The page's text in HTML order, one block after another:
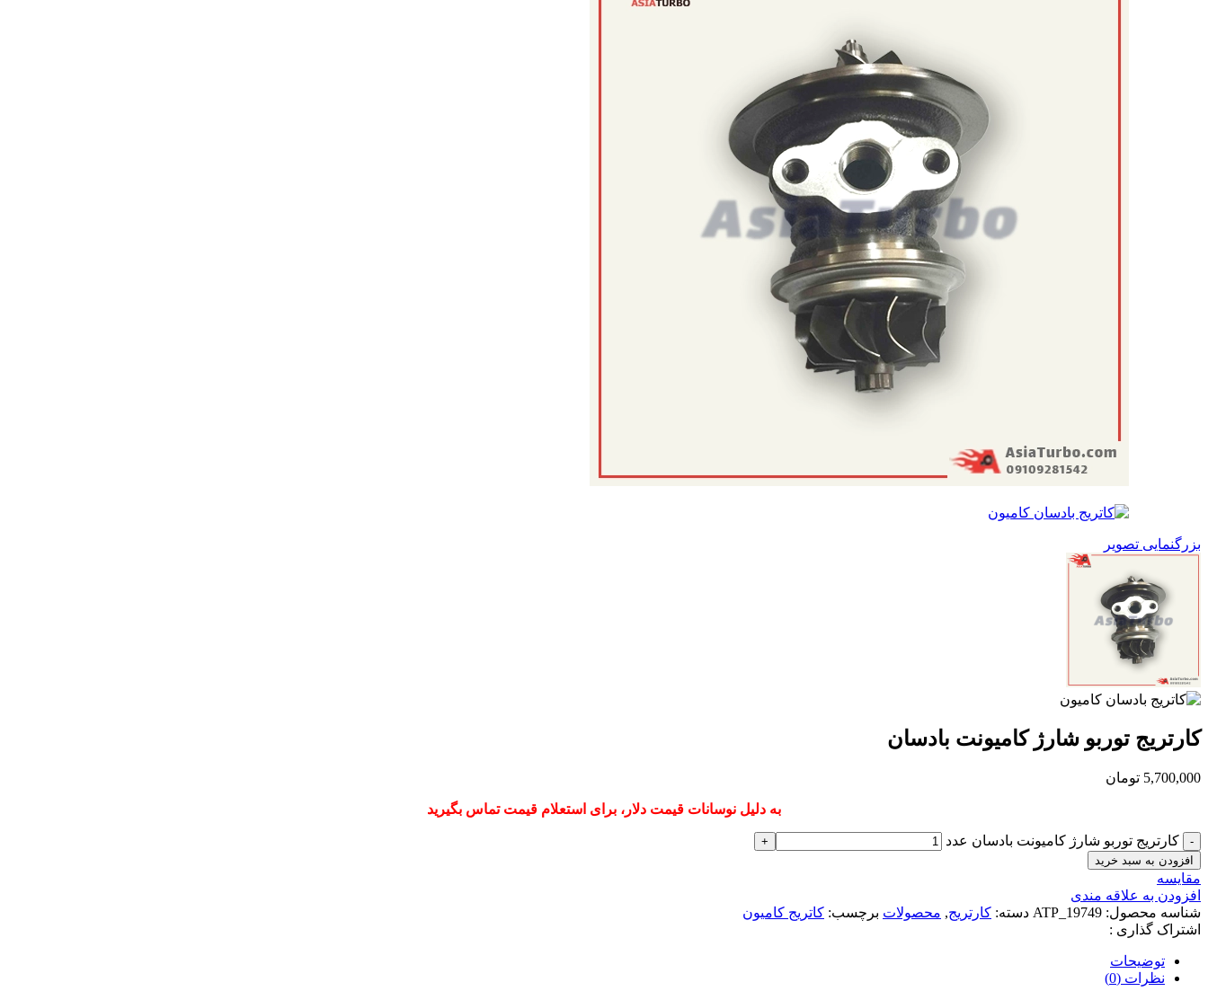
بزرگنمایی تصویر
کارتریج توربو شارژ کامیونت بادسان
5,700,000 تومان
به دلیل نوسانات قیمت دلار، برای استعلام قیمت تماس بگیرید
کارتریج توربو شارژ کامیونت بادسان عدد
افزودن به سبد خرید
مقایسه
افزودن به علاقه مندی
شناسه محصول: ATP_19749 دسته: کارتریج, محصولات برچسب: کاتریج کامیون
اشتراک گذاری :
توضیحات
نظرات (0)